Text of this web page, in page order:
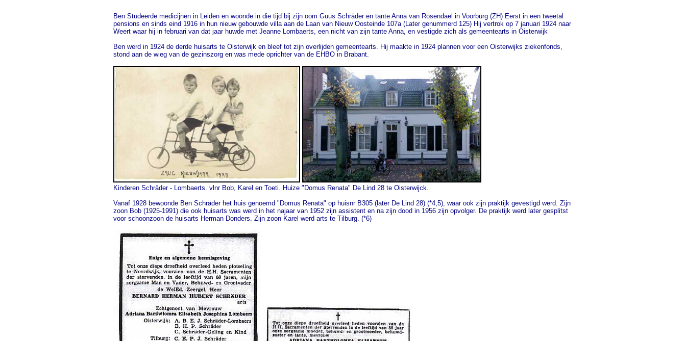
Ben Studeerde medicijnen in Leiden en woonde in die tijd bij zijn oom Guus Schräder en tante Anna van Rosendael in Voorburg (ZH) Eerst in een tweetal
pensions en sinds eind 1916 in hun nieuw gebouwde villa aan de Laan van Nieuw Oosteinde 107a (Later genummerd 125) Hij vertrok op 7 januari 1924 naar
Weert waar hij in februari van dat jaar huwde met Jeanne Lombaerts, een nicht van zijn tante Anna, en vestigde zich als gemeentearts in Oisterwijk
Ben werd in 1924 de derde huisarts te Oisterwijk en bleef tot zijn overlijden gemeentearts. Hij maakte in 1924 plannen voor een Oisterwijks ziekenfonds,
stond aan de wieg van de gezinszorg en was mede oprichter van de EHBO in Brabant.
Kinderen Schräder - Lombaerts. vlnr Bob, Karel en Toeti. Huize "Domus Renata" De Lind 28 te Oisterwijck.
Vanaf 1928 bewoonde Ben Schräder het huis genoemd "Domus Renata" op huisnr B305 (later De Lind 28) (*4,5), waar ook zijn praktijk gevestigd werd. Zijn
zoon Bob (1925-1991) die ook huisarts was werd in het najaar van 1952 zijn assistent en na zijn dood in 1956 zijn opvolger. De praktijk werd later gesplitst
voor schoonzoon de huisarts Herman Donders. Zijn zoon Karel werd arts te Tilburg. (*6)